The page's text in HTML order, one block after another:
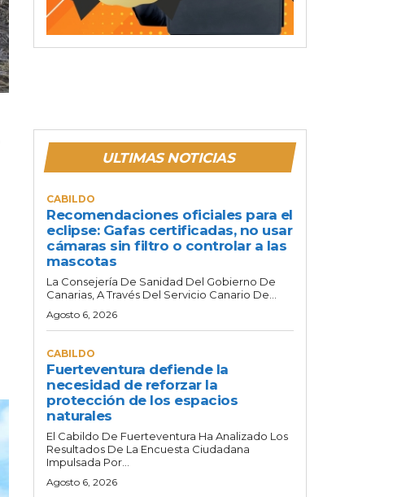
ULTIMAS NOTICIAS
CABILDO
Recomendaciones oficiales para el
eclipse: Gafas certificadas, no usar
cámaras sin filtro o controlar a las
mascotas
La Consejería De Sanidad Del Gobierno De
Canarias, A Través Del Servicio Canario De...
Agosto 6, 2026
CABILDO
Fuerteventura defiende la
necesidad de reforzar la
protección de los espacios
naturales
El Cabildo De Fuerteventura Ha Analizado Los
Resultados De La Encuesta Ciudadana
Impulsada Por...
Agosto 6, 2026